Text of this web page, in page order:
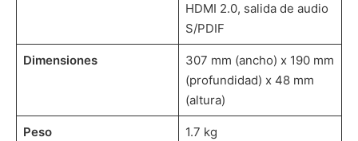
HDMI 2.0, salida de audio
S/PDIF
Dimensiones
307 mm (ancho) x 190 mm
(profundidad) x 48 mm
(altura)
Peso 1.7 kg